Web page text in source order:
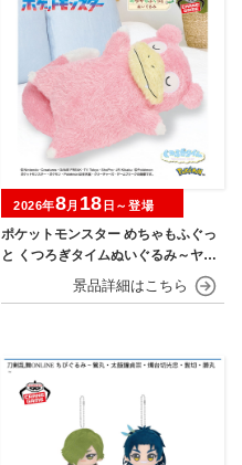
ポケットモンスター めちゃもふぐっ
と くつろぎタイムぬいぐるみ～ヤド
2026年8月 18 日～登場